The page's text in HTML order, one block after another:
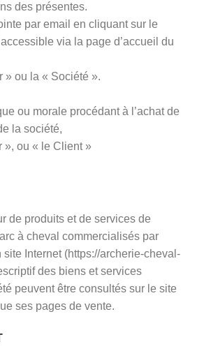
des présentes.
par email en cliquant sur le
via la page d’accueil du
» ou la « Société ».
ou morale procédant à l’achat de
la société,
», ou « le Client »
de produits et de services de
à cheval commercialisés par
site Internet (https://archerie-cheval-
des biens et services
peuvent être consultés sur le site
ses pages de vente.